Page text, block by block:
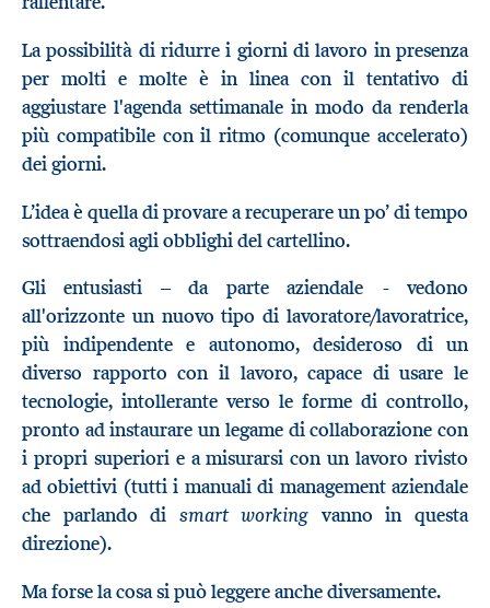
La possibilità di ridurre i giorni di lavoro in presenza
per molti e molte è in linea con il tentativo di
aggiustare l'agenda settimanale in modo da renderla
più compatibile con il ritmo (comunque accelerato)
dei giorni.
L’idea è quella di provare a recuperare un po’ di tempo
sottraendosi agli obblighi del cartellino.
Gli entusiasti – da parte aziendale - vedono
all'orizzonte un nuovo tipo di lavoratore/lavoratrice,
più indipendente e autonomo, desideroso di un
diverso rapporto con il lavoro, capace di usare le
tecnologie, intollerante verso le forme di controllo,
pronto ad instaurare un legame di collaborazione con
i propri superiori e a misurarsi con un lavoro rivisto
ad obiettivi (tutti i manuali di management aziendale
che parlando di smart working vanno in questa
direzione).
Ma forse la cosa si può leggere anche diversamente.